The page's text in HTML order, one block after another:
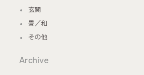
玄関
畳／和
その他
Archive